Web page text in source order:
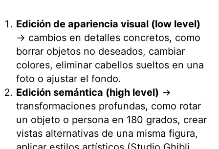
Edición de apariencia visual (low level)
→ cambios en detalles concretos, como
borrar objetos no deseados, cambiar
colores, eliminar cabellos sueltos en una
foto o ajustar el fondo.
Edición semántica (high level) →
transformaciones profundas, como rotar
un objeto o persona en 180 grados, crear
vistas alternativas de una misma figura,